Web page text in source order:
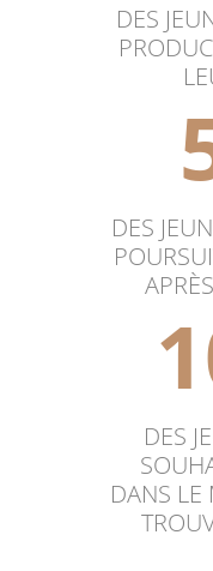
DES
DES
DES
DANS LE